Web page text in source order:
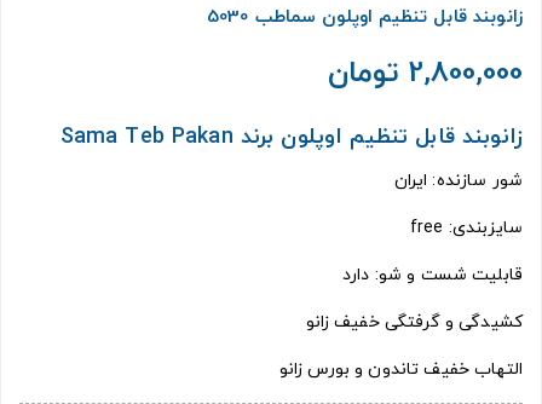
زانوبند قابل تنظیم اوپلون سماطب 5030
2,800,000 تومان
زانوبند قابل تنظیم اوپلون برند Sama Teb Pakan
شور سازنده: ایران
سایزبندی: free
قابلیت شست و شو: دارد
کشیدگی و گرفتگی خفیف زانو
التهاب خفیف تاندون و بورس زانو